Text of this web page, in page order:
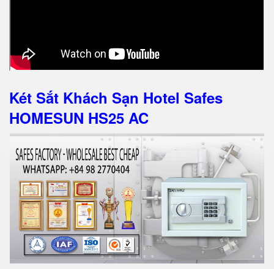
Két Sắt Khách Sạn Hotel Safes
HOMESUN HS25 AC